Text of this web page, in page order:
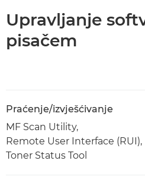
Upravljanje
pisačem
Praćenje/izvješćivanje
MF Scan Utility,
Remote User Interface (RUI),
Toner Status Tool